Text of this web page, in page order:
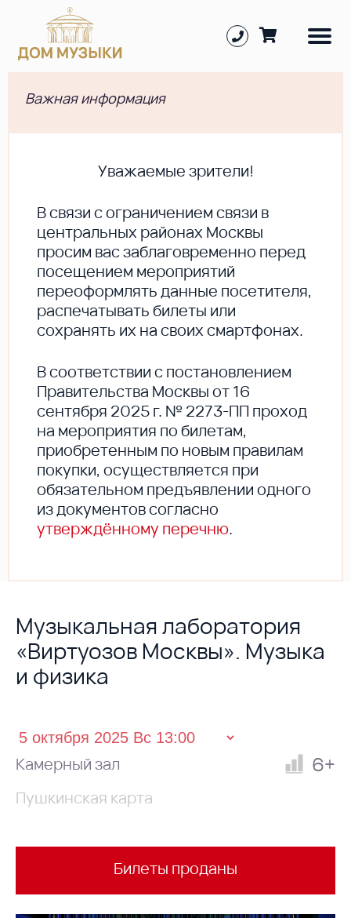
Важная информация
Уважаемые зрители!
В cвязи с ограничением связи в
центральных районах Москвы
просим вас заблаговременно перед
посещением мероприятий
переоформлять данные посетителя,
распечатывать билеты или
сохранять их на своих смартфонах.
В соответствии с постановлением
Правительства Москвы от 16
сентября 2025 г. № 2273-ПП проход
на мероприятия по билетам,
приобретенным по новым правилам
покупки, осуществляется при
обязательном предъявлении одного
из документов согласно
утверждённому перечню.
Музыкальная лаборатория
«Виртуозов Москвы». Музыка
и физика
Камерный зал 6+
Пушкинская карта
Билеты проданы